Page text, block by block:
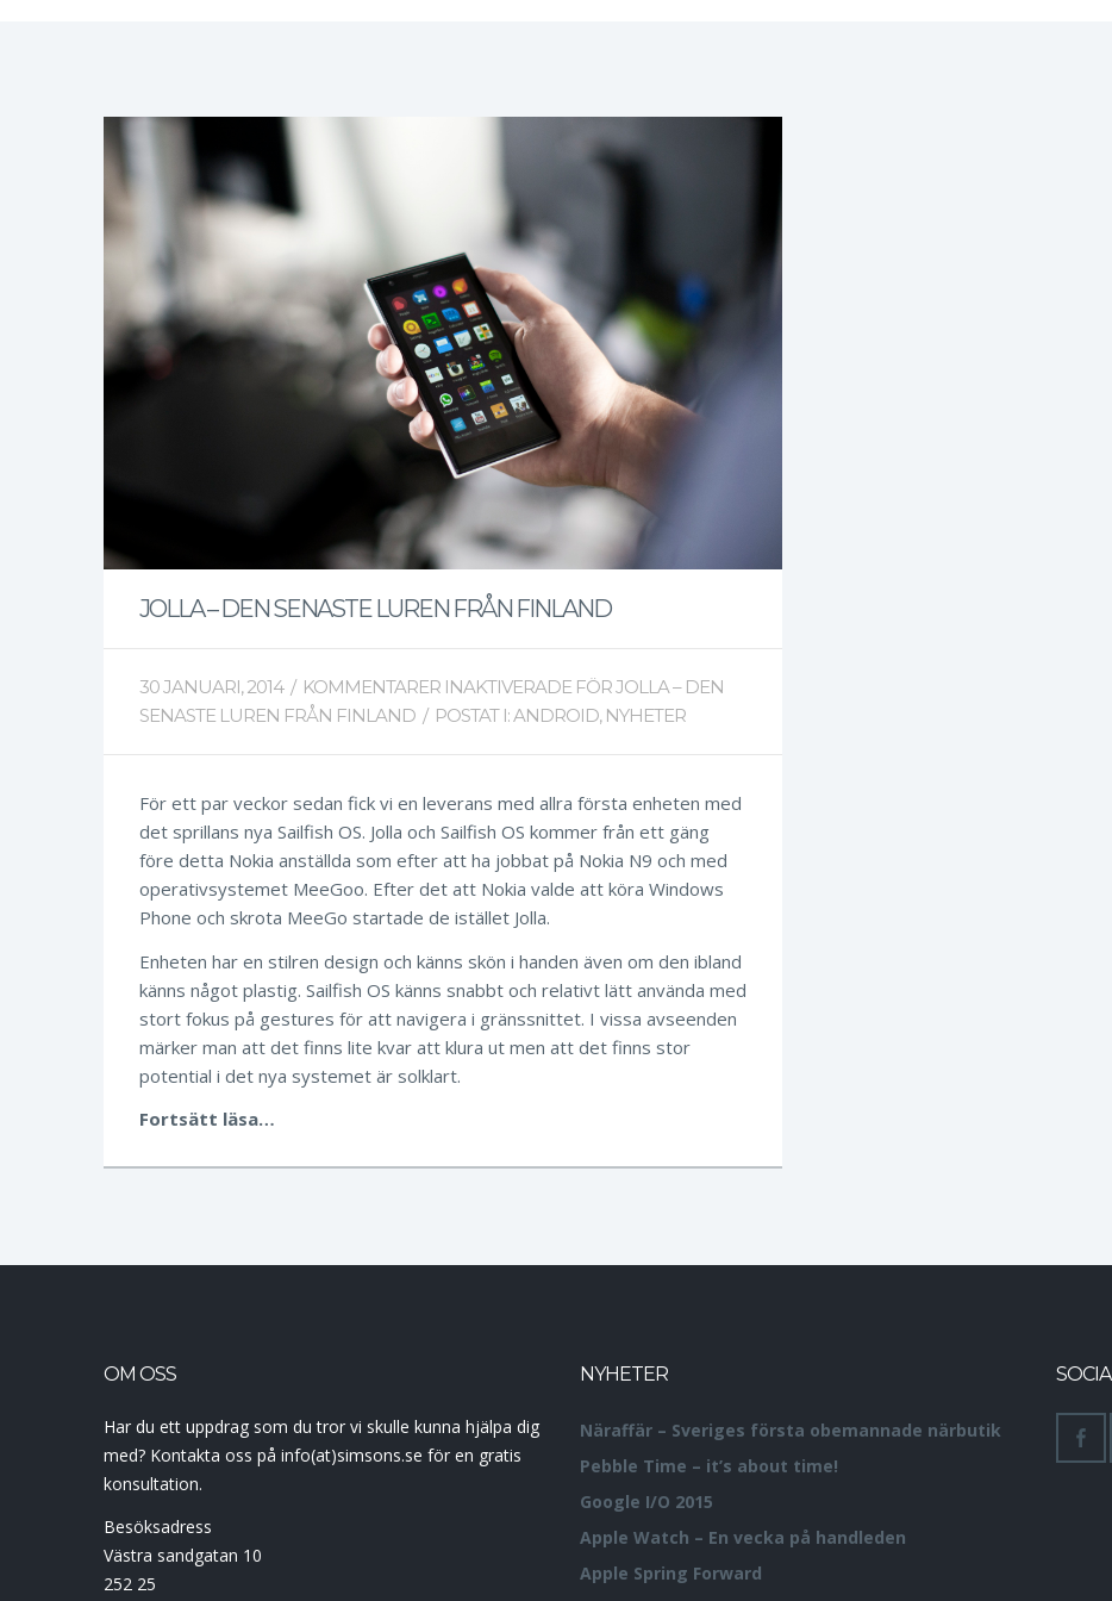
JOLLA – DEN SENASTE LUREN FRÅN FINLAND
30 JANUARI, 2014 / KOMMENTARER INAKTIVERADE FÖR JOLLA – DEN
SENASTE LUREN FRÅN FINLAND / POSTAT I:ANDROID, NYHETER
För ett par veckor sedan fick vi en leverans med allra första enheten med
det sprillans nya Sailfish OS. Jolla och Sailfish OS kommer från ett gäng
före detta Nokia anställda som efter att ha jobbat på Nokia N9 och med
operativsystemet MeeGoo. Efter det att Nokia valde att köra Windows
Phone och skrota MeeGo startade de istället Jolla.
Enheten har en stilren design och känns skön i handen även om den ibland
känns något plastig. Sailfish OS känns snabbt och relativt lätt använda med
stort fokus på gestures för att navigera i gränssnittet. I vissa avseenden
märker man att det finns lite kvar att klura ut men att det finns stor
potential i det nya systemet är solklart.
Fortsätt läsa…
OM OSS
Har du ett uppdrag som du tror vi skulle kunna hjälpa dig
med? Kontakta oss på info(at)simsons.se för en gratis
konsultation.
Besöksadress
Västra sandgatan 10
252 25
NYHETER
Näraffär – Sveriges första obemannade närbutik
Pebble Time – it’s about time!
Google I/O 2015
Apple Watch – En vecka på handleden
Apple Spring Forward